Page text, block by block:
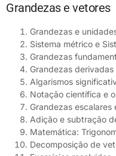
Grandezas e vetores
Grandezas e
Sistema métrico e
Grandezas
Grandezas derivadas
Algarismos
Notação científica e
Grandezas escalares
Adição e subtração
Matemática:
Decomposição de